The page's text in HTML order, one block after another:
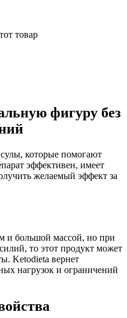
товар
фигуру без
которые помогают
эффективен, имеет
желаемый эффект за
и большой массой, но при
то этот продукт может
Ketodieta вернет
нагрузок и ограничений